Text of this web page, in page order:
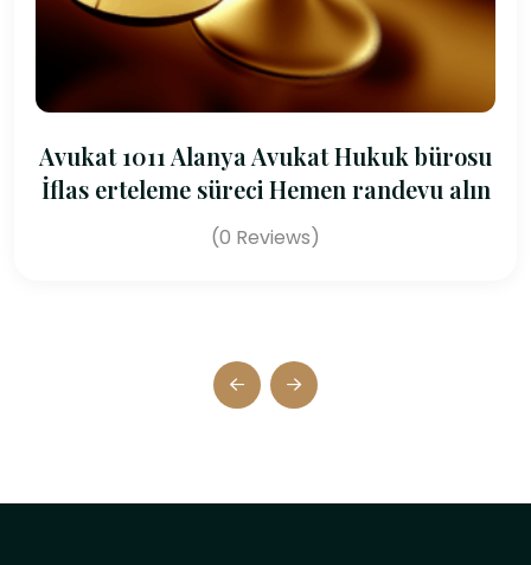
Avukat 1011 Alanya Avukat Hukuk bürosu
İflas erteleme süreci Hemen randevu alın
(0 Reviews)